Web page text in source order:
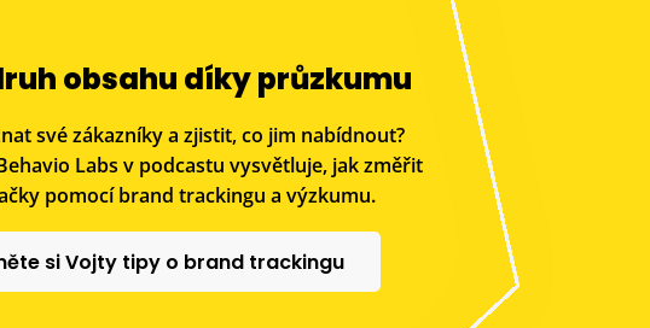
obsahu díky průzkumu
své zákazníky a zjistit, co jim nabídnout?
Labs v podcastu vysvětluje, jak změřit
pomocí brand trackingu a výzkumu.
si Vojty tipy o brand trackingu